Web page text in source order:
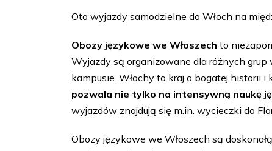
Oto wyjazdy samodzielne do Włoch na
Obozy językowe we Włoszech to
Wyjazdy są organizowane dla różnych
kampusie. Włochy to kraj o bogatej historii
pozwala nie tylko na intensywną naukę
wyjazdów znajdują się m.in. wycieczki do
Obozy językowe we Włoszech są